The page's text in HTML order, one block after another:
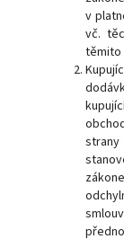
v
vč.
těmito